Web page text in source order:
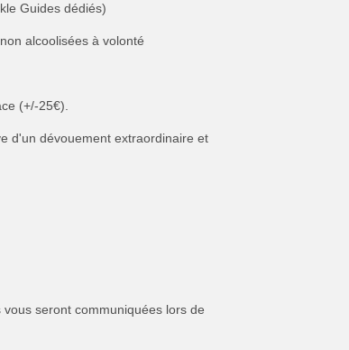
Guides dédiés)
alcoolisées à volonté
(+/-25€).
d'un dévouement extraordinaire et
seront communiquées lors de